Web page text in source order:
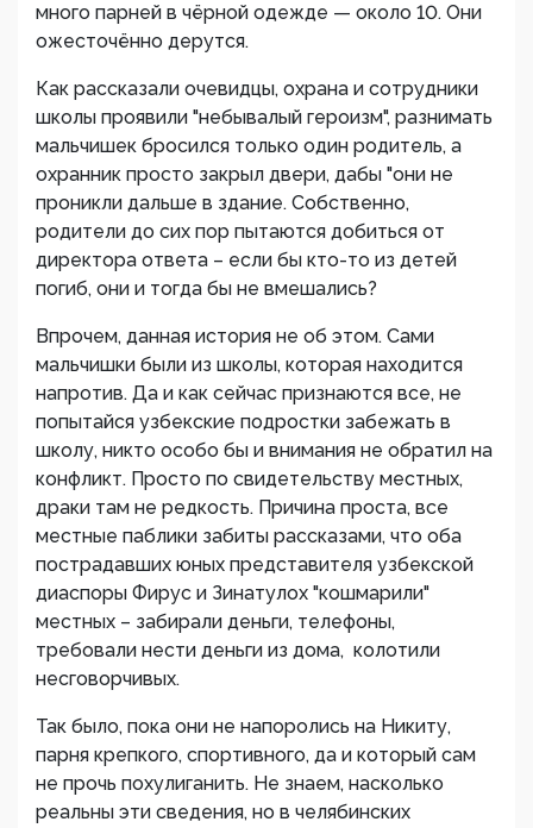
много парней в чёрной одежде — около 10. Они
ожесточённо дерутся.
Как рассказали очевидцы, охрана и сотрудники
школы проявили "небывалый героизм", разнимать
мальчишек бросился только один родитель, а
охранник просто закрыл двери, дабы "они не
проникли дальше в здание. Собственно,
родители до сих пор пытаются добиться от
директора ответа – если бы кто-то из детей
погиб, они и тогда бы не вмешались?
Впрочем, данная история не об этом. Сами
мальчишки были из школы, которая находится
напротив. Да и как сейчас признаются все, не
попытайся узбекские подростки забежать в
школу, никто особо бы и внимания не обратил на
конфликт. Просто по свидетельству местных,
драки там не редкость. Причина проста, все
местные паблики забиты рассказами, что оба
пострадавших юных представителя узбекской
диаспоры Фирус и Зинатулох "кошмарили"
местных – забирали деньги, телефоны,
требовали нести деньги из дома, колотили
несговорчивых.
Так было, пока они не напоролись на Никиту,
парня крепкого, спортивного, да и который сам
не прочь похулиганить. Не знаем, насколько
реальны эти сведения, но в челябинских